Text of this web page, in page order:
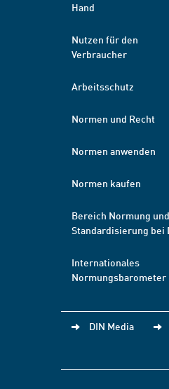
Hand
Nutzen für den
Verbraucher
Arbeitsschutz
Normen und Recht
Normen anwenden
Normen kaufen
Bereich Normung und
Standardisierung bei
Internationales
Normungsbarometer
DIN Media